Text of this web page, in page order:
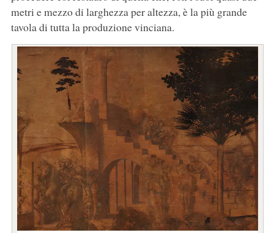
metri e mezzo di larghezza per altezza, è la più grande
tavola di tutta la produzione vinciana.